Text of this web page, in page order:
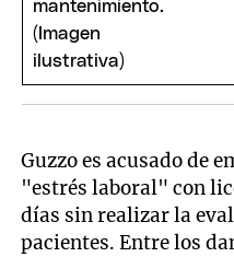
Guzzo es acusado de
"estrés laboral" con
días sin realizar la
pacientes. Entre los